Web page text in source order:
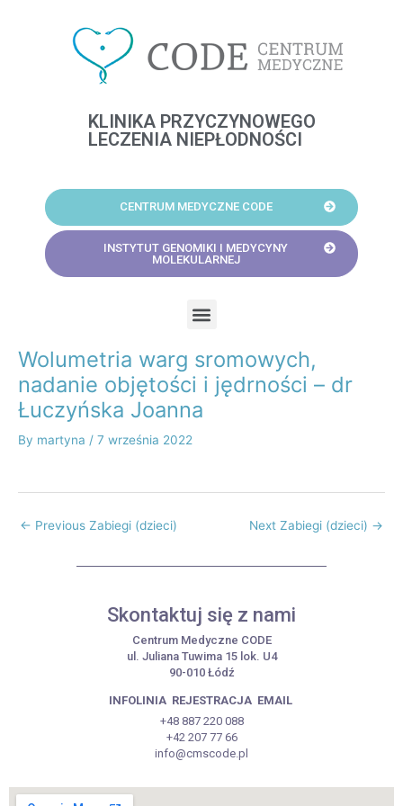
KLINIKA PRZYCZYNOWEGO
LECZENIA NIEPŁODNOŚCI
CENTRUM MEDYCZNE CODE
INSTYTUT GENOMIKI I MEDYCYNY
MOLEKULARNEJ
Wolumetria warg sromowych,
nadanie objętości i jędrności – dr
Łuczyńska Joanna
By martyna / 7 września 2022
Post
navigation
← Previous Zabiegi (dzieci) Next Zabiegi (dzieci) →
Skontaktuj się z nami
Centrum Medyczne CODE
ul. Juliana Tuwima 15 lok. U4
90-010 Łódź
INFOLINIA REJESTRACJA EMAIL
+48 887 220 088
+42 207 77 66
info@cmscode.pl